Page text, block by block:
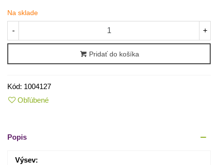
Na sklade
- +
Pridať do košíka
Kód: 1004127
Obľúbené
Popis
Výsev: